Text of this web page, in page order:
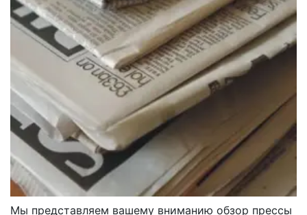
Мы представляем вашему вниманию обзор прессы